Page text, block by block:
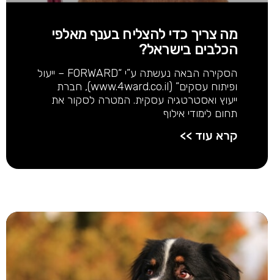
מה צריך כדי להצליח בענף מאלפי
הכלבים בישראל?
הסקירה הבאה נעשתה ע”י “FORWARD – ייעול
ופיתוח עסקים” (www.4ward.co.il), חברת
ייעוץ ואסטרטגיה עסקית. המטרה לסקור את
תחום לימודי אילוף
קרא עוד >>